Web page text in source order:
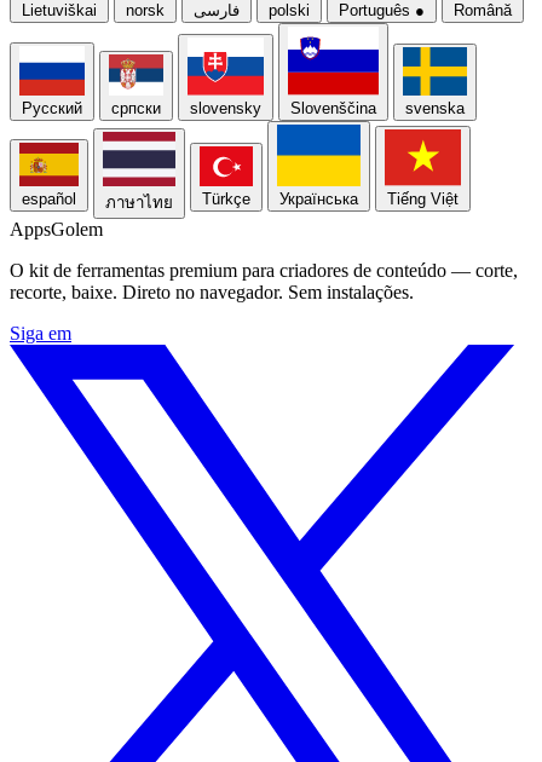
Lietuviškai norsk فارسی polski Português ● Română
Русский српски slovensky Slovenščina svenska
español ภาษาไทย Türkçe Українська Tiếng Việt
AppsGolem
O kit de ferramentas premium para criadores de conteúdo — corte,
recorte, baixe. Direto no navegador. Sem instalações.
Siga em